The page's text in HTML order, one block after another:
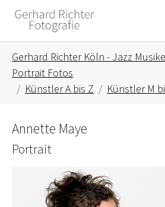
Skip to main content
Skip to page footer
Gerhard Richter Köln - Jazz
Portrait Fotos
Künstler A bis Z
Künstler M
Annette Maye
Portrait
Show larger version for: